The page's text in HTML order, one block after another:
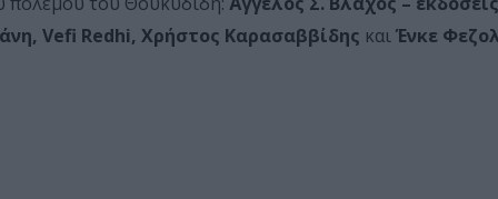
Vefi Redhi, Χρήστος Καρασαββίδης καιΈνκε